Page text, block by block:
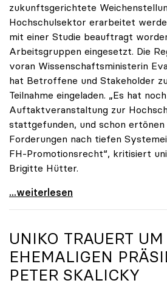
zukunftsgerichtete
Hochschulsektor erarbeitet
mit einer Studie beauftragt
Arbeitsgruppen eingesetzt. Die
voran Wissenschaftsministerin
hat Betroffene und Stakeholder
Teilnahme eingeladen. „Es hat
Auftaktveranstaltung zur
stattgefunden, und schon ertönen
Forderungen nach tiefen
FH-Promotionsrecht“, kritisiert
Brigitte Hütter.
„Deplatzierte Kampagne“: uniko
...weiterlesen
UNIKO TRAUERT UM
EHEMALIGEN
PETER SKALICKY